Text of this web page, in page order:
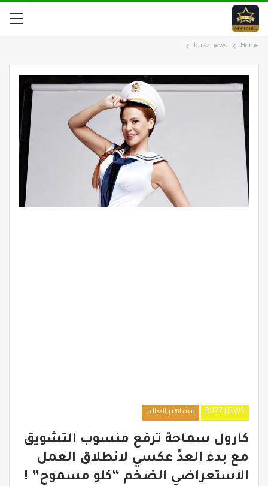
Home
buzz news
BUZZ NEWS مشاهير العالم
كارول سماحة ترفع منسوب التشويق
مع بدء العدّ عكسي لانطلاق العمل
الاستعراضي الضخم “كلو مسموح” !